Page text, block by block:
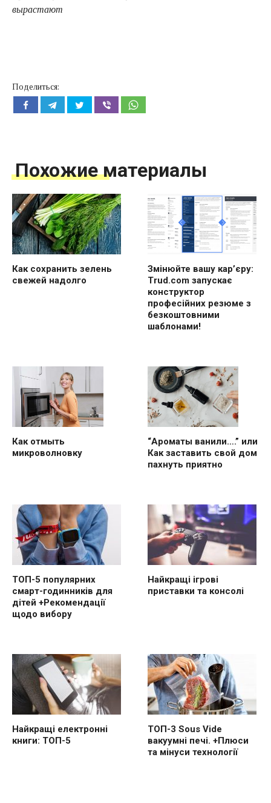
вырастают
Поделиться:
Похожие материалы
Как сохранить зелень
свежей надолго
Змінюйте вашу кар’єру:
Trud.com запускає
конструктор
професійних резюме з
безкоштовними
шаблонами!
Как отмыть
микроволновку
“Ароматы ванили….” или
Как заставить свой дом
пахнуть приятно
ТОП-5 популярних
смарт-годинників для
дітей +Рекомендації
щодо вибору
Найкращі ігрові
приставки та консолі
Найкращі електронні
книги: ТОП-5
ТОП-3 Sous Vide
вакуумні печі. +Плюси
та мінуси технології